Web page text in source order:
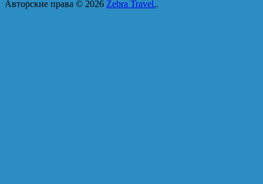
Авторские права © 2026 Zebra Travel..